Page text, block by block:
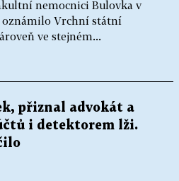
nemocnici Bulovka v
oznámilo Vrchní státní
ve stejném...
přiznal advokát a
i detektorem lži.